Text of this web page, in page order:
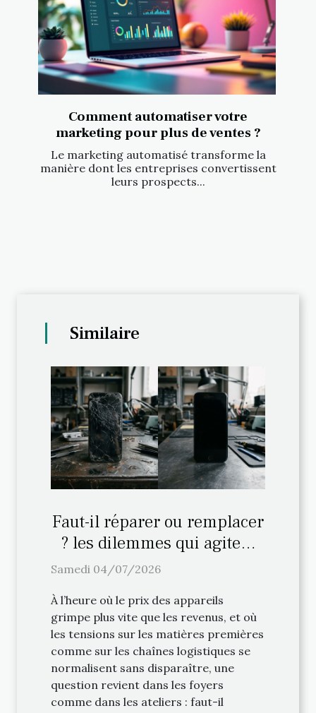
Comment automatiser votre
marketing pour plus de ventes ?
Le marketing automatisé transforme la
manière dont les entreprises convertissent
leurs prospects...
Similaire
Faut-il réparer ou remplacer
? les dilemmes qui agitent
l'industrie de la réparation
Samedi 04/07/2026
À l’heure où le prix des appareils
grimpe plus vite que les revenus, et où
les tensions sur les matières premières
comme sur les chaînes logistiques se
normalisent sans disparaître, une
question revient dans les foyers
comme dans les ateliers : faut-il